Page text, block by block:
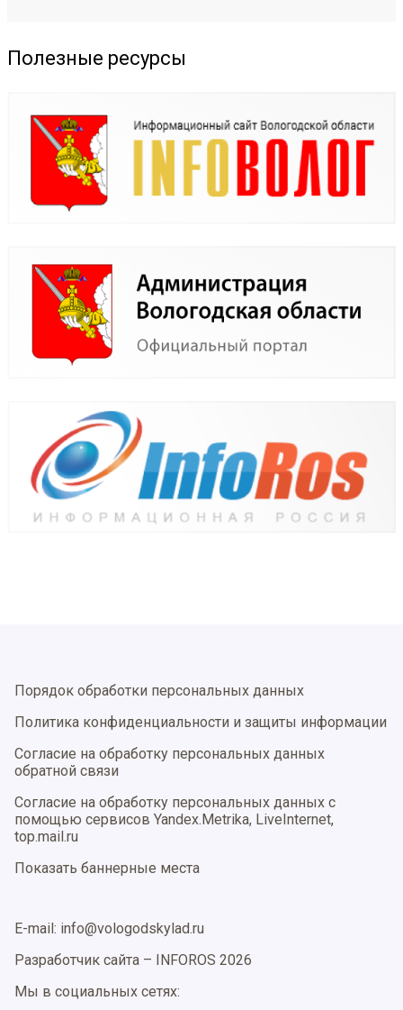
Полезные ресурсы
Порядок обработки персональных данных
Политика конфиденциальности и защиты информации
Согласие на обработку персональных данных
обратной связи
Согласие на обработку персональных данных с
помощью сервисов Yandex.Metrika, LiveInternet,
top.mail.ru
Показать баннерные места
E-mail: info@vologodskylad.ru
Разработчик сайта – INFOROS 2026
Мы в социальных сетях: